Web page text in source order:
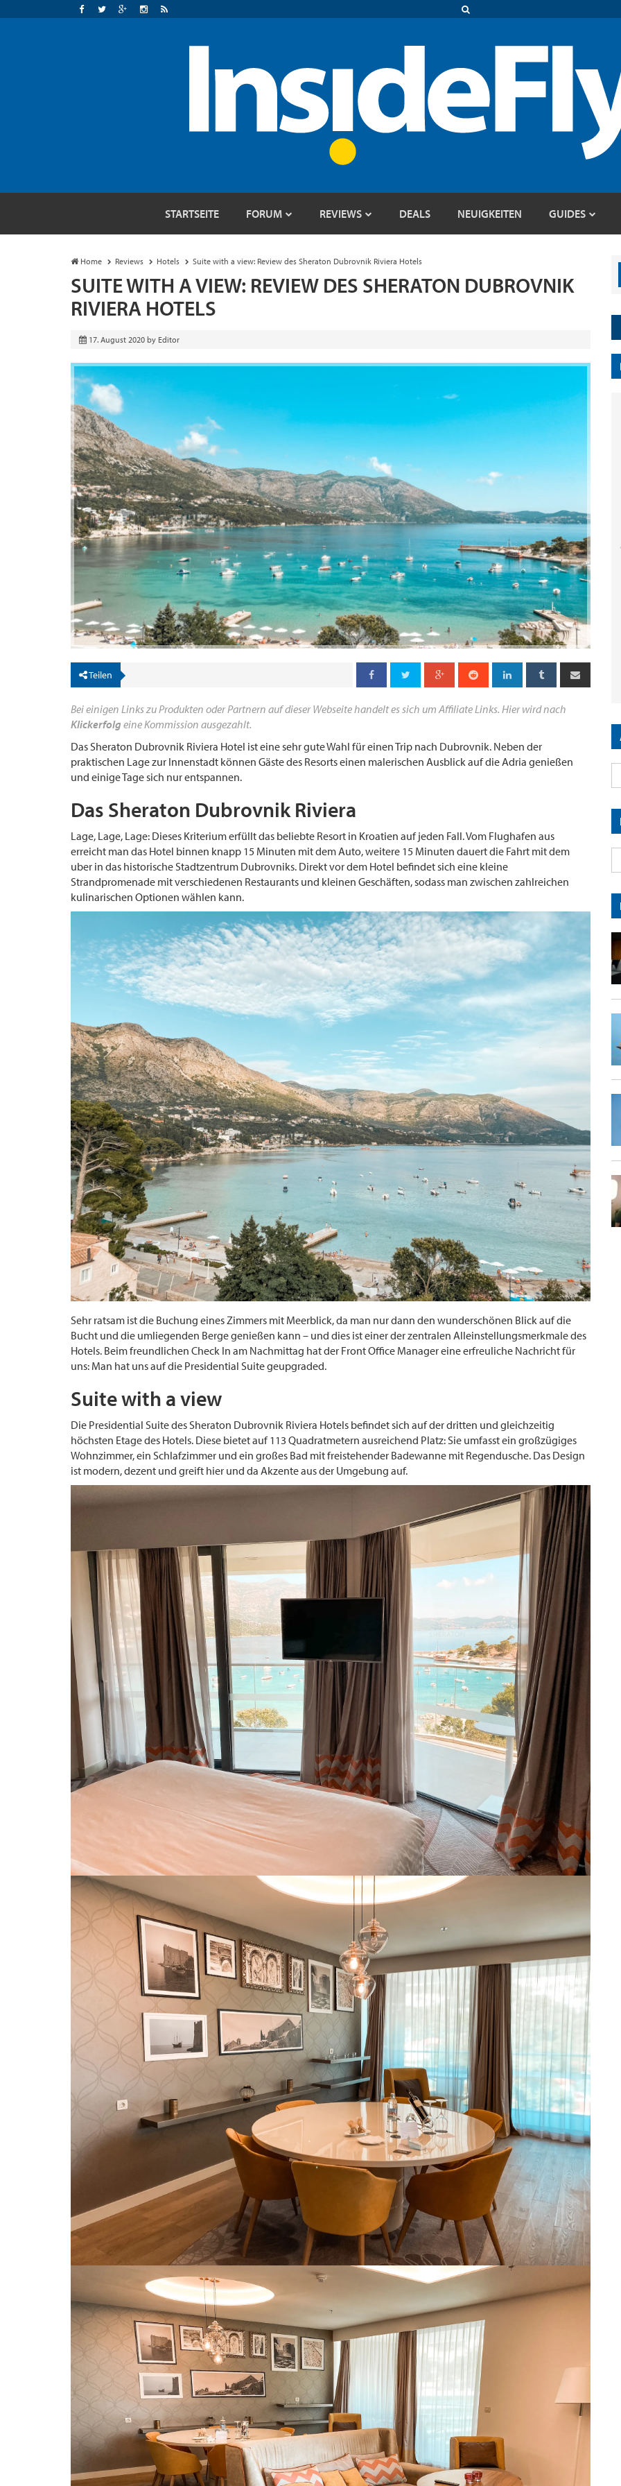
STARTSEITE FORUM REVIEWS DEALS NEUIGKEITEN GUIDES
Home Reviews Hotels Suite with a view: Review des Sheraton Dubrovnik Riviera Hotels
SUITE WITH A VIEW: REVIEW DES SHERATON DUBROVNIK
RIVIERA HOTELS
17. August 2020 by Editor
Teilen
Bei einigen Links zu Produkten oder Partnern auf dieser Webseite handelt es sich um Affiliate Links. Hier wird nach
Klickerfolg eine Kommission ausgezahlt.
Das Sheraton Dubrovnik Riviera Hotel ist eine sehr gute Wahl für einen Trip nach Dubrovnik. Neben der
praktischen Lage zur Innenstadt können Gäste des Resorts einen malerischen Ausblick auf die Adria genießen
und einige Tage sich nur entspannen.
Das Sheraton Dubrovnik Riviera
Lage, Lage, Lage: Dieses Kriterium erfüllt das beliebte Resort in Kroatien auf jeden Fall. Vom Flughafen aus
erreicht man das Hotel binnen knapp 15 Minuten mit dem Auto, weitere 15 Minuten dauert die Fahrt mit dem
uber in das historische Stadtzentrum Dubrovniks. Direkt vor dem Hotel befindet sich eine kleine
Strandpromenade mit verschiedenen Restaurants und kleinen Geschäften, sodass man zwischen zahlreichen
kulinarischen Optionen wählen kann.
Sehr ratsam ist die Buchung eines Zimmers mit Meerblick, da man nur dann den wunderschönen Blick auf die
Bucht und die umliegenden Berge genießen kann – und dies ist einer der zentralen Alleinstellungsmerkmale des
Hotels. Beim freundlichen Check In am Nachmittag hat der Front Office Manager eine erfreuliche Nachricht für
uns: Man hat uns auf die Presidential Suite geupgraded.
Suite with a view
Die Presidential Suite des Sheraton Dubrovnik Riviera Hotels befindet sich auf der dritten und gleichzeitig
höchsten Etage des Hotels. Diese bietet auf 113 Quadratmetern ausreichend Platz: Sie umfasst ein großzügiges
Wohnzimmer, ein Schlafzimmer und ein großes Bad mit freistehender Badewanne mit Regendusche. Das Design
ist modern, dezent und greift hier und da Akzente aus der Umgebung auf.